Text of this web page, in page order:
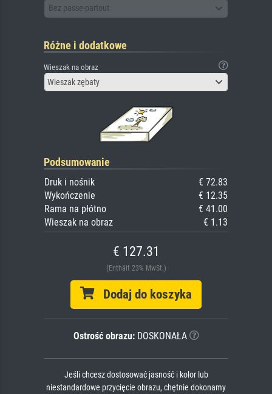
Bez passe-partout
Różne i dodatkowe
Wieszak na obraz
Wieszak zębaty
Podsumowanie
Druk i nośnik
€ 72.83
Wykończenie
€ 12.35
Rama na płótno
€ 41.00
Wieszak na obraz
€ 1.13
€ 127.31
(Enthält 23% MwSt.)
Dodaj do koszyka
Ostrość obrazu:DOSKONAŁA
Jeśli chcesz dostosować jasność i kolor lub
niestandardowe przycięcie obrazu, chętnie dokonamy